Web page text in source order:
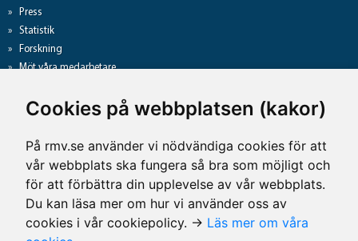
Cookies på webbplatsen (kakor)
På rmv.se använder vi nödvändiga cookies för att
vår webbplats ska fungera så bra som möjligt och
för att förbättra din upplevelse av vår webbplats.
Du kan läsa mer om hur vi använder oss av
cookies i vår cookiepolicy. → Läs mer om våra
Press
Statistik
Forskning
Möt våra medarbetare
Hantering av personuppgifter
Lediga jobb
Tillgänglighet på rmv.se
Kontaktuppgifter